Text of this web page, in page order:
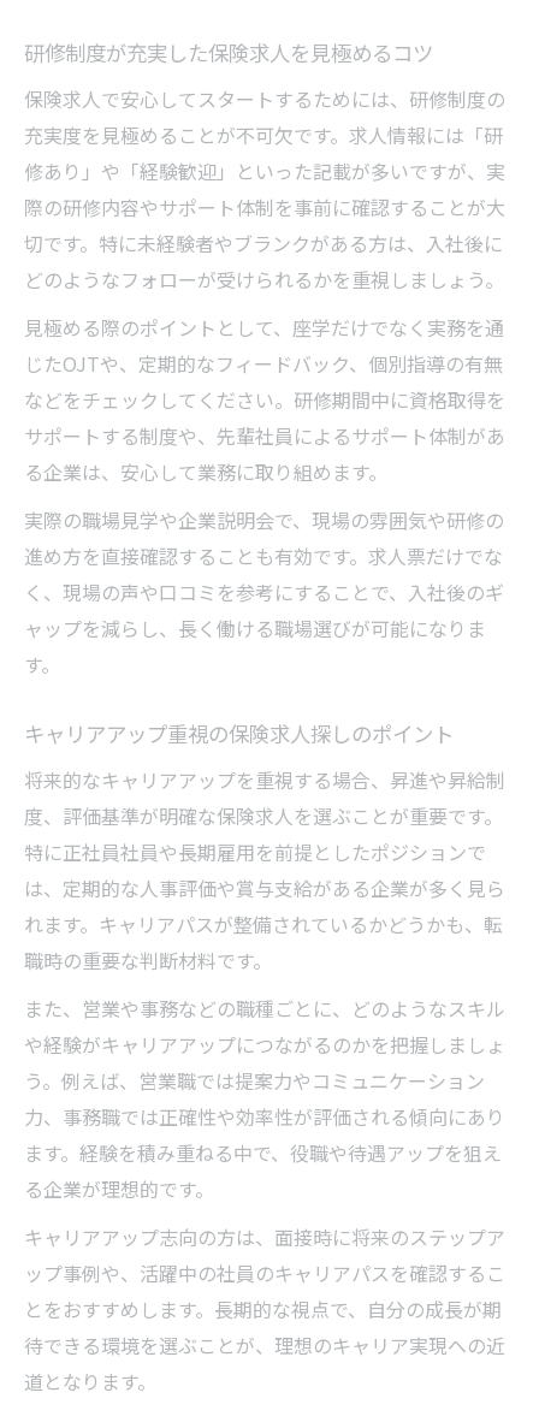
研修制度が充実した保険求人を見極めるコツ
保険求人で安心してスタートするためには、研修制度の
充実度を見極めることが不可欠です。求人情報には「研
修あり」や「経験歓迎」といった記載が多いですが、実
際の研修内容やサポート体制を事前に確認することが大
切です。特に未経験者やブランクがある方は、入社後に
どのようなフォローが受けられるかを重視しましょう。
見極める際のポイントとして、座学だけでなく実務を通
じたOJTや、定期的なフィードバック、個別指導の有無
などをチェックしてください。研修期間中に資格取得を
サポートする制度や、先輩社員によるサポート体制があ
る企業は、安心して業務に取り組めます。
実際の職場見学や企業説明会で、現場の雰囲気や研修の
進め方を直接確認することも有効です。求人票だけでな
く、現場の声や口コミを参考にすることで、入社後のギ
ャップを減らし、長く働ける職場選びが可能になりま
す。
キャリアアップ重視の保険求人探しのポイント
将来的なキャリアアップを重視する場合、昇進や昇給制
度、評価基準が明確な保険求人を選ぶことが重要です。
特に正社員社員や長期雇用を前提としたポジションで
は、定期的な人事評価や賞与支給がある企業が多く見ら
れます。キャリアパスが整備されているかどうかも、転
職時の重要な判断材料です。
また、営業や事務などの職種ごとに、どのようなスキル
や経験がキャリアアップにつながるのかを把握しましょ
う。例えば、営業職では提案力やコミュニケーション
力、事務職では正確性や効率性が評価される傾向にあり
ます。経験を積み重ねる中で、役職や待遇アップを狙え
る企業が理想的です。
キャリアアップ志向の方は、面接時に将来のステップア
ップ事例や、活躍中の社員のキャリアパスを確認するこ
とをおすすめします。長期的な視点で、自分の成長が期
待できる環境を選ぶことが、理想のキャリア実現への近
道となります。